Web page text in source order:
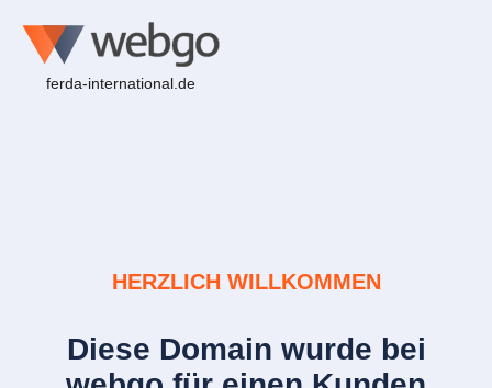
ferda-international.de
HERZLICH WILLKOMMEN
Diese Domain wurde bei